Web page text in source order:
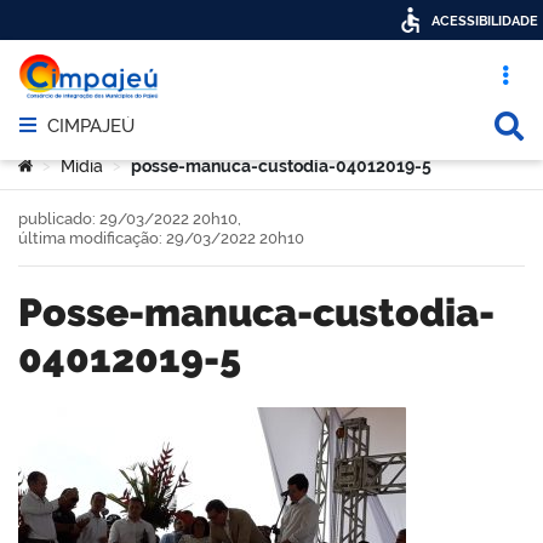
Acesso
Abrir menu principal de navegação
CIMPAJEÚ
Você está aqui:
> Mídia > posse-manuca-custodia-04012019-5
posse-manuca-custodia-
04012019-5
publicado: 29/03/2022 20h10,
última modificação: 29/03/2022 20h10
ACESSIBILIDADE